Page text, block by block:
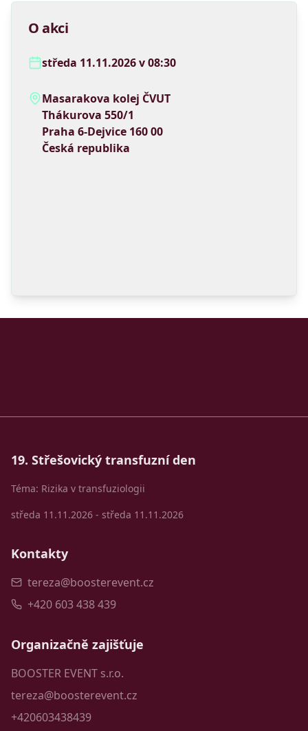
O akci
středa 11.11.2026 v 08:30
Masarakova kolej ČVUT
Thákurova 550/1
Praha 6-Dejvice 160 00
Česká republika
19. Střešovický transfuzní den
Téma: Rizika v transfuziologii
středa 11.11.2026 - středa 11.11.2026
Kontakty
tereza@boosterevent.cz
+420 603 438 439
Organizačně zajišťuje
BOOSTER EVENT s.r.o.
tereza@boosterevent.cz
+420603438439